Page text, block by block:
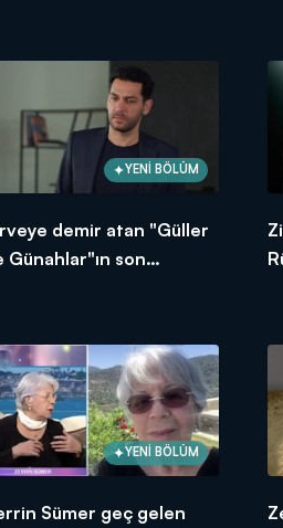
YENİ BÖLÜM
demir atan "Güller
Günahlar"ın son
YENİ BÖLÜM
Sümer geç gelen